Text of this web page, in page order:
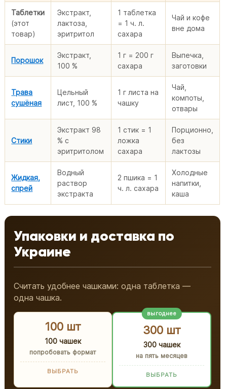
Таблетки
(этот
товар)
Экстракт,
лактоза,
эритритол
1 таблетка
= 1 ч. л.
сахара
Чай и кофе
вне дома
Порошок
Экстракт,
100 %
1 г = 200 г
сахара
Выпечка,
заготовки
Трава
сушёная
Цельный
лист, 100 %
1 г листа на
чашку
Чай,
компоты,
отвары
Стики
Экстракт 98
% с
эритритолом
1 стик = 1
ложка
сахара
Порционно,
без
лактозы
Жидкая,
спрей
Водный
раствор
экстракта
2 пшика = 1
ч. л. сахара
Холодные
напитки,
каша
Упаковки и доставка по
Украине
Считать удобнее чашками: одна таблетка —
одна чашка.
100 шт
100 чашек
попробовать формат
ВЫБРАТЬ
выгоднее
300 шт
300 чашек
на пять месяцев
ВЫБРАТЬ